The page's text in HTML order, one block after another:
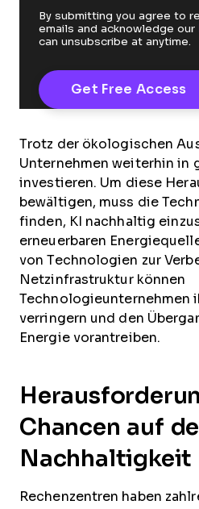
By submitting you agree to
emails and acknowledge our
can unsubscribe at anytime.
Trotz der ökologischen
Unternehmen weiterhin in
investieren. Um diese
bewältigen, muss die
finden, KI nachhaltig
erneuerbaren
von Technologien zur
Netzinfrastruktur können
Technologieunternehmen
verringern und den
Energie vorantreiben.
Chancen auf
Nachhaltigkeit
Rechenzentren haben